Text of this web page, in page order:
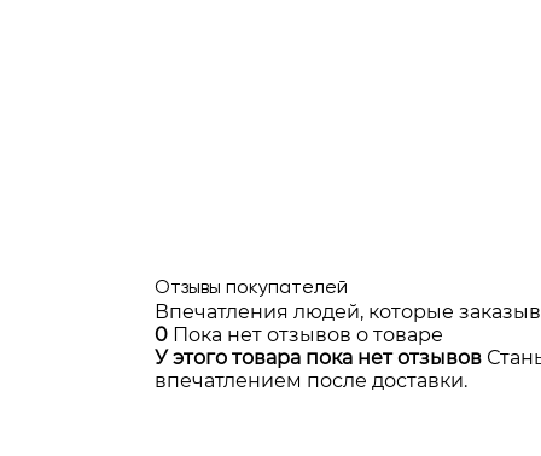
Отзывы покупателей
Впечатления людей, которые
0 Пока нет отзывов о товаре
У этого товара пока нет отзывов
впечатлением после доставки.